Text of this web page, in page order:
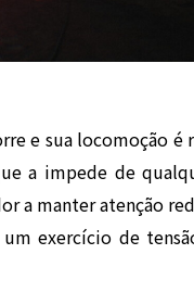
e sua locomoção
a impede de
a manter atenção
exercício de